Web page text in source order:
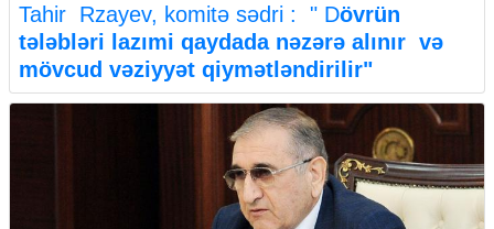
Tahir Rzayev, komitə sədri : " Dövrün
tələbləri lazımi qaydada nəzərə alınır və
mövcud vəziyyət qiymətləndirilir"